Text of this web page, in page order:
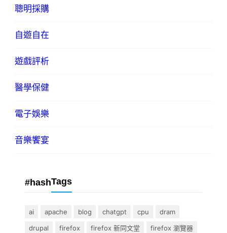
聰明採購
自遊自在
遊戲評析
醫學保健
電子娛樂
音樂饗宴
#hashTags
ai apache blog chatgpt cpu
dram
drupal
firefox firefox 新同文堂
firefox 瀏覽器